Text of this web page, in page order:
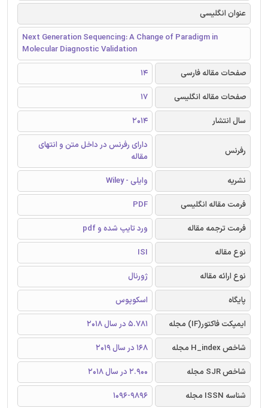
عنوان انگلیسی
Next Generation Sequencing: A Change of Paradigm in
Molecular Diagnostic Validation
صفحات مقاله فارسی
14
صفحات مقاله انگلیسی
17
سال انتشار
2014
رفرنس
دارای رفرنس در داخل متن و انتهای
مقاله
نشریه
وایلی - Wiley
فرمت مقاله انگلیسی
PDF
فرمت ترجمه مقاله
ورد تایپ شده و pdf
نوع مقاله
ISI
نوع ارائه مقاله
ژورنال
پایگاه
اسکوپوس
ایمپکت فاکتور(IF) مجله
5.781 در سال 2018
شاخص H_index مجله
168 در سال 2019
شاخص SJR مجله
2.900 در سال 2018
شناسه ISSN مجله
1096-9896